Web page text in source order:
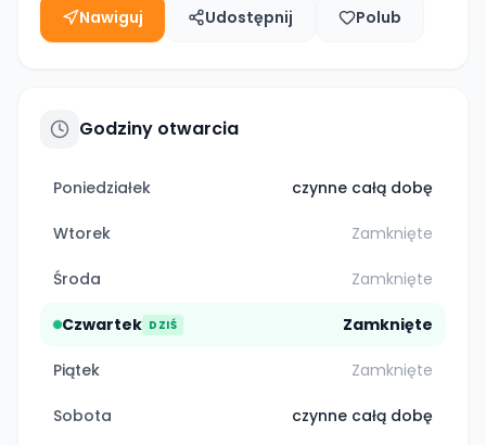
Nawiguj Udostępnij Polub
Godziny otwarcia
Poniedziałek czynne całą dobę
Wtorek Zamknięte
Środa Zamknięte
Czwartek DZIŚ Zamknięte
Piątek Zamknięte
Sobota czynne całą dobę